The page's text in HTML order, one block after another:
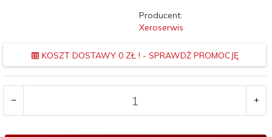
Producent:
Xeroserwis
KOSZT DOSTAWY 0 ZŁ ! - SPRAWDŻ PROMOCJĘ